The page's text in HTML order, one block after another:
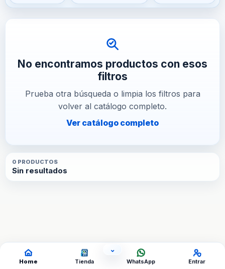
No encontramos productos con esos
filtros
Prueba otra búsqueda o limpia los filtros para
volver al catálogo completo.
Ver catálogo completo
0 PRODUCTOS
Sin resultados
⌄OCULTAR ACCESOS
Home Tienda WhatsApp Entrar